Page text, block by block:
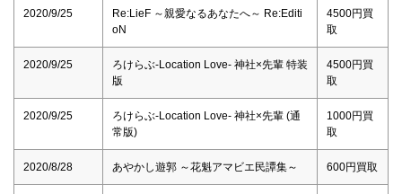
2020/9/25
Re:LieF ～親愛なるあなたへ～ Re:Editi
oN
4500円買
取
2020/9/25
ろけらぶ-Location Love- 神社×先輩 特装
版
4500円買
取
2020/9/25
ろけらぶ-Location Love- 神社×先輩 (通
常版)
1000円買
取
2020/8/28 あやかし遊郭 ～花魁アマビエ民譚集～ 600円買取